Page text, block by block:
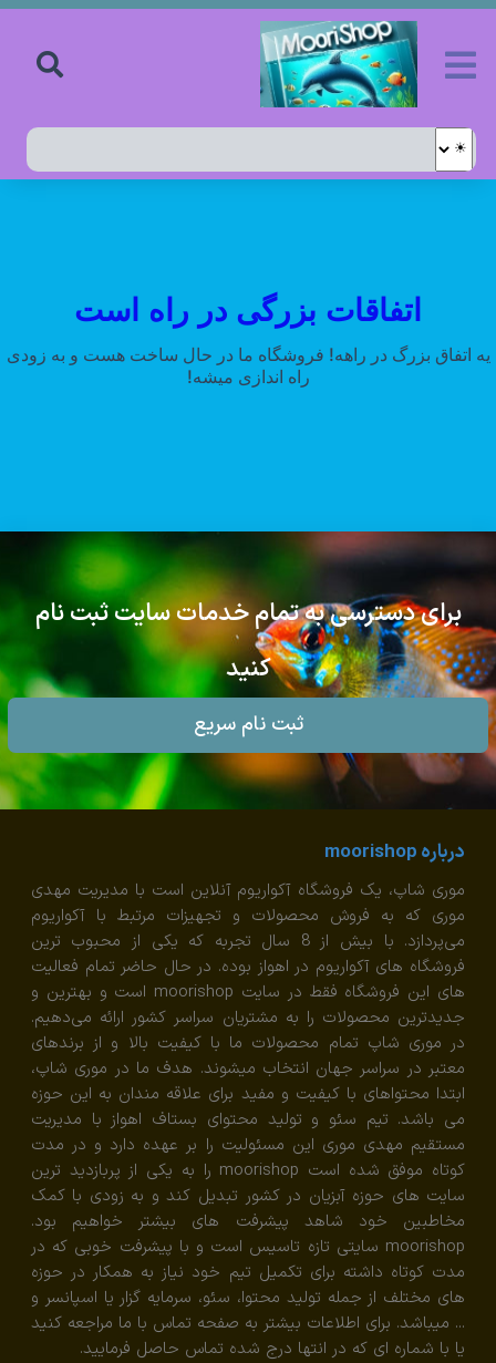
اتفاقات بزرگی در راه است
یه اتفاق بزرگ در راهه! فروشگاه ما در حال ساخت هست و به زودی
راه اندازی میشه!
برای دسترسی به تمام خدمات سایت ثبت نام
کنید
ثبت نام سریع
درباره moorishop
موری شاپ، یک فروشگاه آکواریوم آنلاین است با مدیریت مهدی
موری که به فروش محصولات و تجهیزات مرتبط با آکواریوم
می‌پردازد. با بیش از 8 سال تجربه که یکی از محبوب ترین
فروشگاه های آکواریوم در اهواز بوده. در حال حاضر تمام فعالیت
های این فروشگاه فقط در سایت moorishop است و بهترین و
جدیدترین محصولات را به مشتریان سراسر کشور ارائه می‌دهیم.
در موری شاپ تمام محصولات ما با کیفیت بالا و از برندهای
معتبر در سراسر جهان انتخاب میشوند. هدف ما در موری شاپ،
ابتدا محتواهای با کیفیت و مفید برای علاقه مندان به این حوزه
می باشد. تیم سئو و تولید محتوای بستاف اهواز با مدیریت
مستقیم مهدی موری این مسئولیت را بر عهده دارد و در مدت
کوتاه موفق شده است moorishop را به یکی از پربازدید ترین
سایت های حوزه آبزیان در کشور تبدیل کند و به زودی با کمک
مخاطبین خود شاهد پیشرفت های بیشتر خواهیم بود.
moorishop سایتی تازه تاسیس است و با پیشرفت خوبی که در
مدت کوتاه داشته برای تکمیل تیم خود نیاز به همکار در حوزه
های مختلف از جمله تولید محتوا، سئو، سرمایه گزار یا اسپانسر و
... میباشد. برای اطلاعات بیشتر به صفحه تماس با ما مراجعه کنید
یا با شماره ای که در انتها درج شده تماس حاصل فرمایید.